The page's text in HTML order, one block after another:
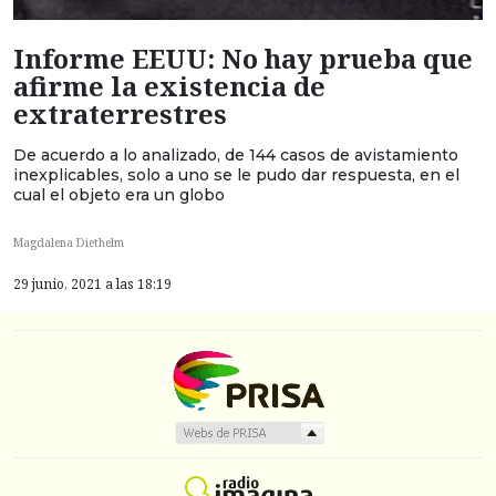
Informe EEUU: No hay prueba que
afirme la existencia de
extraterrestres
De acuerdo a lo analizado, de 144 casos de avistamiento
inexplicables, solo a uno se le pudo dar respuesta, en el
cual el objeto era un globo
Magdalena Diethelm
29 junio, 2021 a las 18:19